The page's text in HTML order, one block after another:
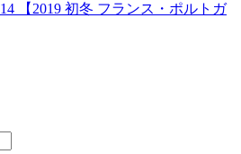
【2019 初冬 フランス・ポルトガ